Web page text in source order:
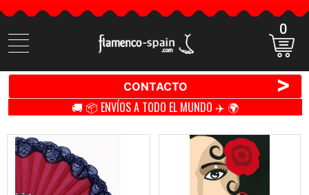
Buscar
productos
0
CONTACTO >
🚚 📦 ENVÍOS A TODO EL MUNDO ✈️ 🌍